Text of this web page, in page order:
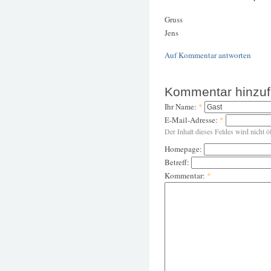
Gruss
Jens
Auf Kommentar antworten
Kommentar
Ihr Name: *
E-Mail-Adresse: *
Der Inhalt dieses Feldes wird nicht
Homepage:
Betreff:
Kommentar: *